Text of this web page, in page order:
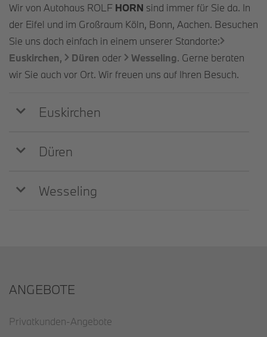
Wir von Autohaus ROLF HORN sind immer für Sie da. In
der Eifel und im Großraum Köln, Bonn, Aachen. Besuchen
Sie uns doch einfach in einem unserer Standorte:
Euskirchen, Düren oder Wesseling. Gerne beraten
wir Sie auch vor Ort. Wir freuen uns auf Ihren Besuch.
Euskirchen
Düren
Wesseling
ANGEBOTE
Privatkunden-Angebote